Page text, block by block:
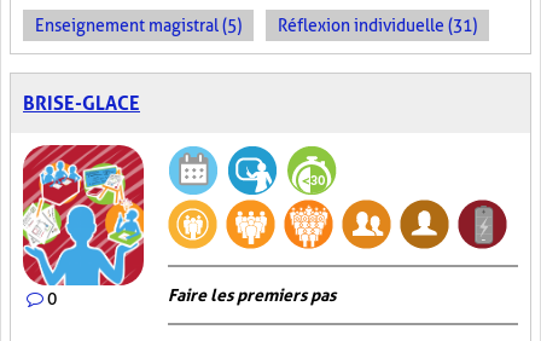
Enseignement magistral (5) Réflexion individuelle (31)
BRISE-GLACE
0 Faire les premiers pas